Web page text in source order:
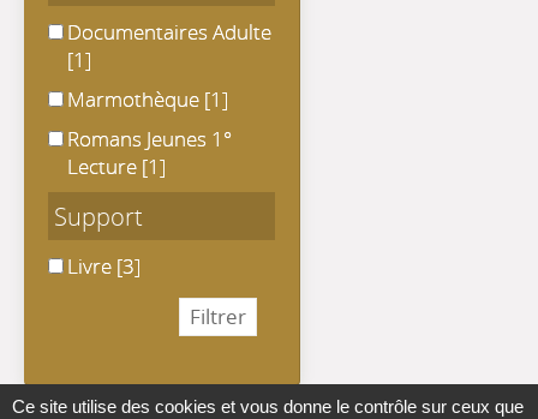
Documentaires Adulte
Documentaires Adulte
[1]
Marmothèque
Marmothèque [1]
Romans Jeunes 1° Lecture
Romans Jeunes 1°
Lecture [1]
Support
LivreLivre [3]
Ce site utilise des cookies et vous donne le contrôle sur ceux que